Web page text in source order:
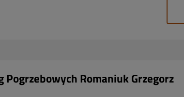
Pogrzebowych Romaniuk Grzegorz